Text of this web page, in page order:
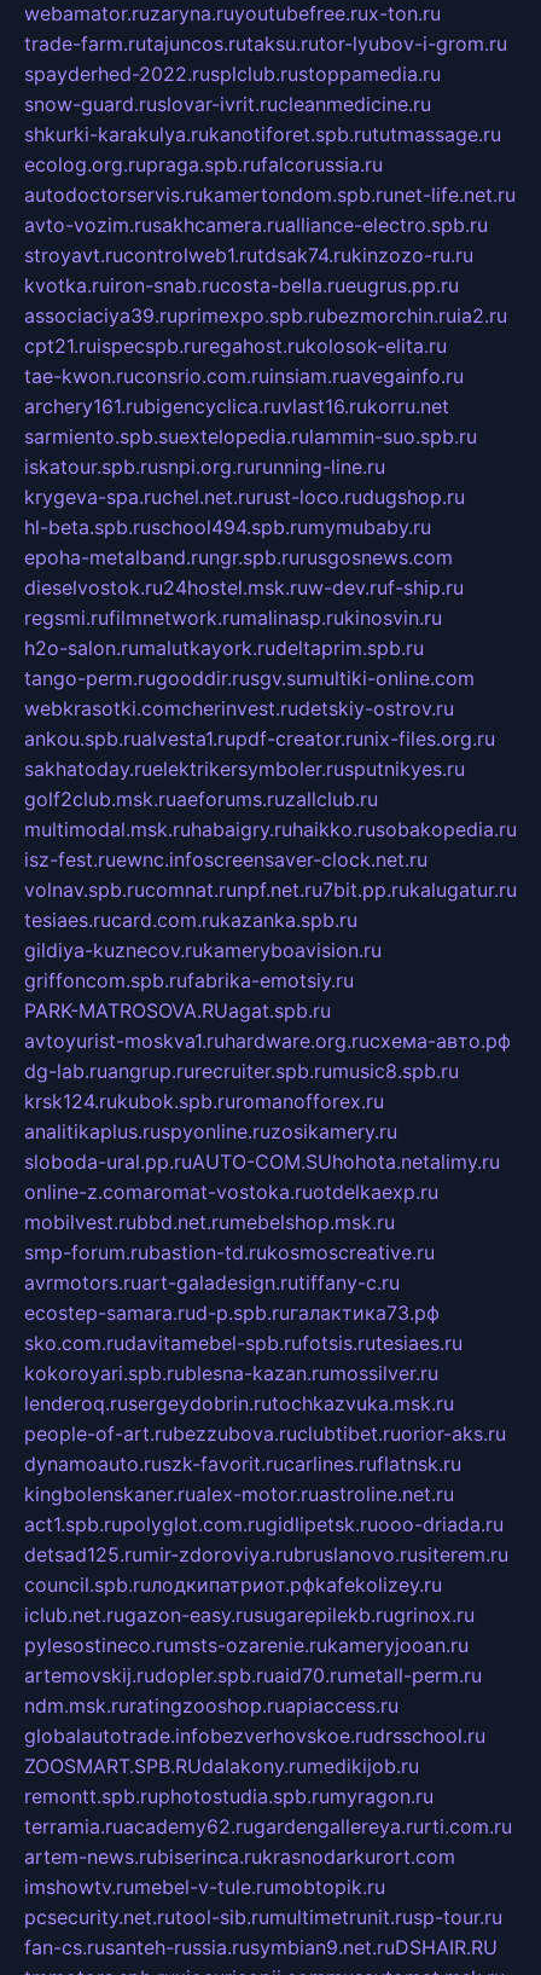
webamator.ruzaryna.ruyoutubefree.rux-ton.ru
trade-farm.rutajuncos.rutaksu.rutor-lyubov-i-grom.ru
spayderhed-2022.rusplclub.rustoppamedia.ru
snow-guard.ruslovar-ivrit.rucleanmedicine.ru
shkurki-karakulya.rukanotiforet.spb.rututmassage.ru
ecolog.org.rupraga.spb.rufalcorussia.ru
autodoctorservis.rukamertondom.spb.runet-life.net.ru
avto-vozim.rusakhcamera.rualliance-electro.spb.ru
stroyavt.rucontrolweb1.rutdsak74.rukinzozo-ru.ru
kvotka.ruiron-snab.rucosta-bella.rueugrus.pp.ru
associaciya39.ruprimexpo.spb.rubezmorchin.ruia2.ru
cpt21.ruispecspb.ruregahost.rukolosok-elita.ru
tae-kwon.ruconsrio.com.ruinsiam.ruavegainfo.ru
archery161.rubigencyclica.ruvlast16.rukorru.net
sarmiento.spb.suextelopedia.rulammin-suo.spb.ru
iskatour.spb.rusnpi.org.rurunning-line.ru
krygeva-spa.ruchel.net.rurust-loco.rudugshop.ru
hl-beta.spb.ruschool494.spb.rumymubaby.ru
epoha-metalband.rungr.spb.rurusgosnews.com
dieselvostok.ru24hostel.msk.ruw-dev.ruf-ship.ru
regsmi.rufilmnetwork.rumalinasp.rukinosvin.ru
h2o-salon.rumalutkayork.rudeltaprim.spb.ru
tango-perm.rugooddir.rusgv.sumultiki-online.com
webkrasotki.comcherinvest.rudetskiy-ostrov.ru
ankou.spb.rualvesta1.rupdf-creator.runix-files.org.ru
sakhatoday.ruelektrikersymboler.rusputnikyes.ru
golf2club.msk.ruaeforums.ruzallclub.ru
multimodal.msk.ruhabaigry.ruhaikko.rusobakopedia.ru
isz-fest.ruewnc.infoscreensaver-clock.net.ru
volnav.spb.rucomnat.runpf.net.ru7bit.pp.rukalugatur.ru
tesiaes.rucard.com.rukazanka.spb.ru
gildiya-kuznecov.rukameryboavision.ru
griffoncom.spb.rufabrika-emotsiy.ru
PARK-MATROSOVA.RUagat.spb.ru
avtoyurist-moskva1.ruhardware.org.ruсхема-авто.рф
dg-lab.ruangrup.rurecruiter.spb.rumusic8.spb.ru
krsk124.rukubok.spb.ruromanofforex.ru
analitikaplus.ruspyonline.ruzosikamery.ru
sloboda-ural.pp.ruAUTO-COM.SUhohota.netalimy.ru
online-z.comaromat-vostoka.ruotdelkaexp.ru
mobilvest.rubbd.net.rumebelshop.msk.ru
smp-forum.rubastion-td.rukosmoscreative.ru
avrmotors.ruart-galadesign.rutiffany-c.ru
ecostep-samara.rud-p.spb.ruгалактика73.рф
sko.com.rudavitamebel-spb.rufotsis.rutesiaes.ru
kokoroyari.spb.rublesna-kazan.rumossilver.ru
lenderoq.rusergeydobrin.rutochkazvuka.msk.ru
people-of-art.rubezzubova.ruclubtibet.ruorior-aks.ru
dynamoauto.ruszk-favorit.rucarlines.ruflatnsk.ru
kingbolenskaner.rualex-motor.ruastroline.net.ru
act1.spb.rupolyglot.com.rugidlipetsk.ruooo-driada.ru
detsad125.rumir-zdoroviya.rubruslanovo.rusiterem.ru
council.spb.ruлодкипатриот.рфkafekolizey.ru
iclub.net.rugazon-easy.rusugarepilekb.rugrinox.ru
pylesostineco.rumsts-ozarenie.rukameryjooan.ru
artemovskij.rudopler.spb.ruaid70.rumetall-perm.ru
ndm.msk.ruratingzooshop.ruapiaccess.ru
globalautotrade.infobezverhovskoe.rudrsschool.ru
ZOOSMART.SPB.RUdalakony.rumedikijob.ru
remontt.spb.ruphotostudia.spb.rumyragon.ru
terramia.ruacademy62.rugardengallereya.rurti.com.ru
artem-news.rubiserinca.rukrasnodarkurort.com
imshowtv.rumebel-v-tule.rumobtopik.ru
pcsecurity.net.rutool-sib.rumultimetrunit.rusp-tour.ru
fan-cs.rusanteh-russia.rusymbian9.net.ruDSHAIR.RU